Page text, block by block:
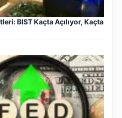
BIST Kaçta Açılıyor, Kaçta